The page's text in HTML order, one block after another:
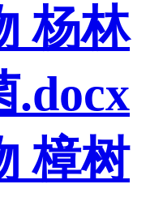
杨林
.docx
樟树